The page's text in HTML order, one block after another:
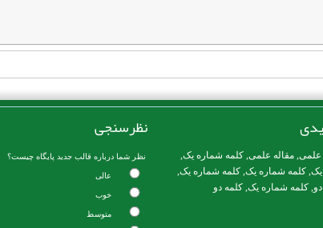
علمی, مقاله علمی, کلمه شماره یک,
یک, کلمه شماره یک, کلمه شماره یک,
کلمه شماره یک, کلمه دو
نظرسنجی
نظر شما درباره قالب جدید پایگاه چیست؟
عالی
خوب
متوسط